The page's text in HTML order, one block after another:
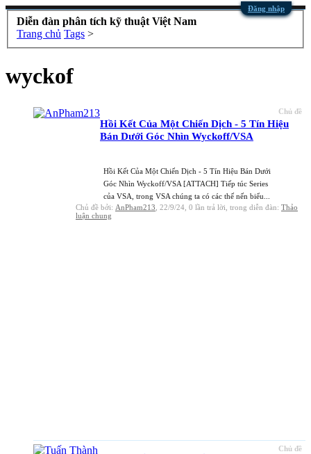
Đăng nhập
Diễn đàn phân tích kỹ thuật Việt Nam
Trang chủ Tags >
wyckof
Chủ đề
Hồi Kết Của Một Chiến Dịch - 5 Tín Hiệu
Bán Dưới Góc Nhìn Wyckoff/VSA
Hồi Kết Của Một Chiến Dịch - 5 Tín Hiệu Bán Dưới
Góc Nhìn Wyckoff/VSA [ATTACH] Tiếp túc Series
của VSA, trong VSA chúng ta có các thế nến biểu...
Chủ đề bởi: AnPham213 22/9/24 , 0 lần trả lời, trong diễn đàn: Thảo
luận chung
Chủ đề